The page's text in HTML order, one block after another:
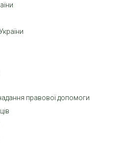
правової допомоги